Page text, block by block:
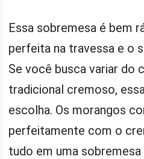
Essa sobremesa é bem
perfeita na travessa e o
Se você busca variar do
tradicional cremoso,
escolha. Os morangos
perfeitamente com o
tudo em uma